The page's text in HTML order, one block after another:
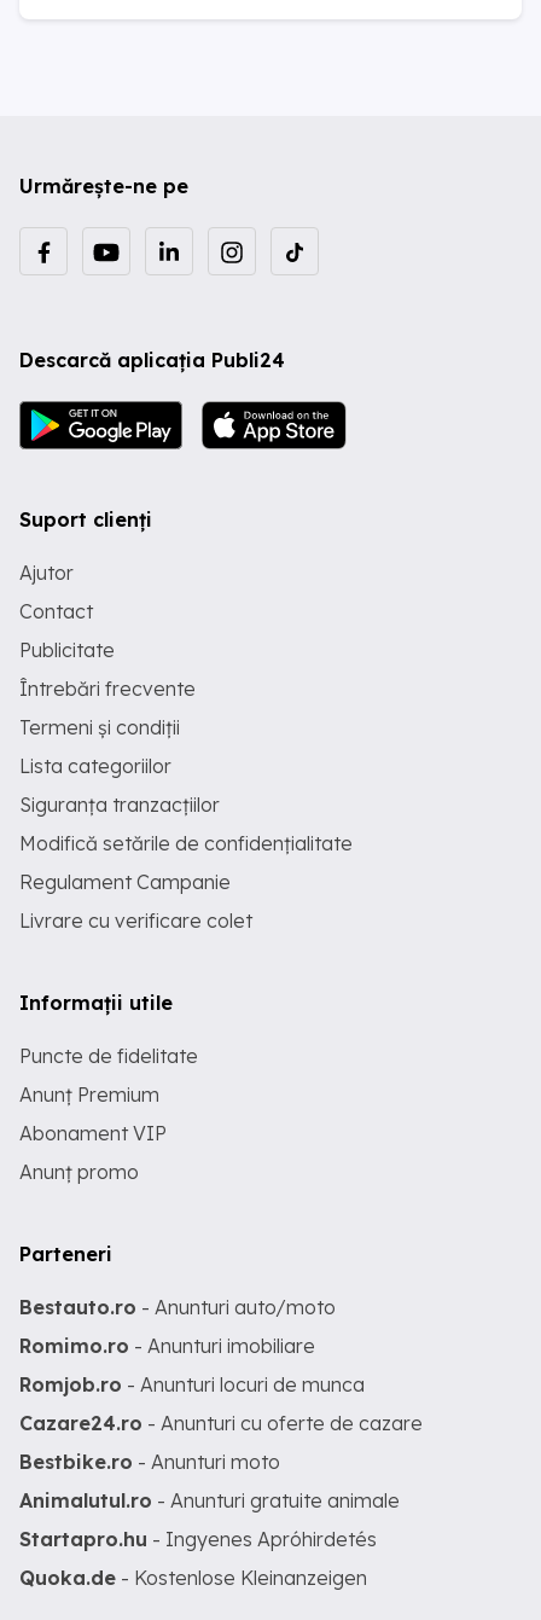
Urmărește-ne pe
Descarcă aplicația Publi24
Suport clienți
Ajutor
Contact
Publicitate
Întrebări frecvente
Termeni și condiții
Lista categoriilor
Siguranța tranzacțiilor
Modifică setările de confidențialitate
Regulament Campanie
Livrare cu verificare colet
Informații utile
Puncte de fidelitate
Anunț Premium
Abonament VIP
Anunț promo
Parteneri
Bestauto.ro - Anunturi auto/moto
Romimo.ro - Anunturi imobiliare
Romjob.ro - Anunturi locuri de munca
Cazare24.ro - Anunturi cu oferte de cazare
Bestbike.ro - Anunturi moto
Animalutul.ro - Anunturi gratuite animale
Startapro.hu - Ingyenes Apróhirdetés
Quoka.de - Kostenlose Kleinanzeigen